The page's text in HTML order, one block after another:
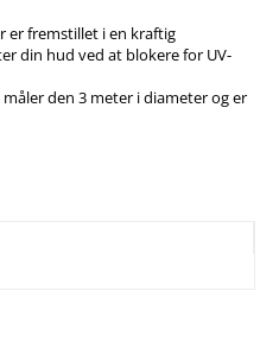
er fremstillet i en kraftig
din hud ved at blokere for UV-
den 3 meter i diameter og er